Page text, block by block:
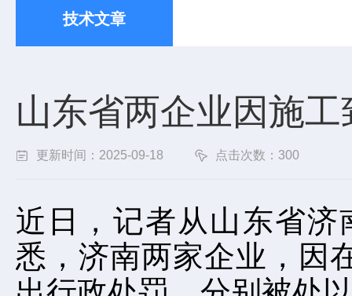
技术文章
山东省两企业因施
更新时间：2025-09-18 点击次数：300
近日，记者从山东省
悉，济南两家企业，因